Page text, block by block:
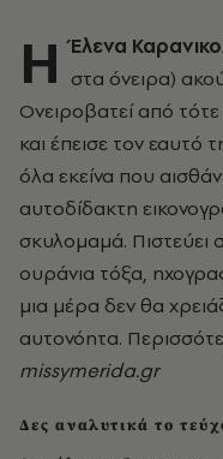
Η Έλενα
στα όνειρα)
Ονειροβατεί από
και έπεισε τον εαυτό
όλα εκείνα που
αυτοδίδακτη
σκυλομαμά. Πιστεύει
ουράνια τόξα,
μια μέρα δεν θα
αυτονόητα.
missymerida.gr
Δες αναλυτικά το